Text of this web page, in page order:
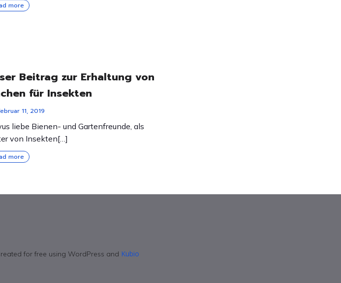
more
Beitrag zur Erhaltung von
für Insekten
11, 2019
liebe Bienen- und Gartenfreunde, als
von Insekten[…]
more
for free using WordPress and Kubio